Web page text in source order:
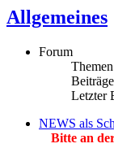
Allgemeines
Forum
Themen
Beiträge
Letzter
NEWS als
Bitte an der